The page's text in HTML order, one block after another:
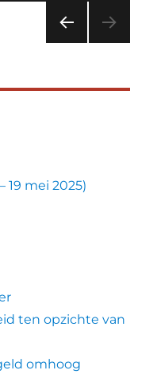
NA
19 mei 2025)
ten opzichte van
omhoog